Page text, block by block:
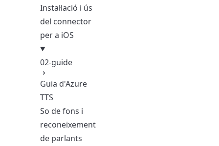
Instal·lació i ús
del connector
per a iOS
02-guide
Guia d'Azure
TTS
So de fons i
reconeixement
de parlants